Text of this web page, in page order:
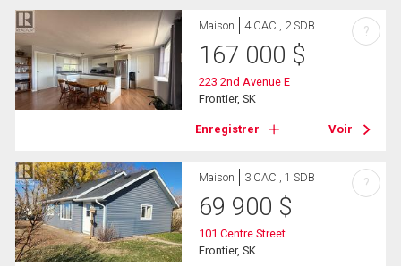
Maison 4 CAC , 2 SDB
167 000 $
223 2nd Avenue E
Frontier, SK
Enregistrer Voir
?
Maison 3 CAC , 1 SDB
69 900 $
101 Centre Street
Frontier, SK
?